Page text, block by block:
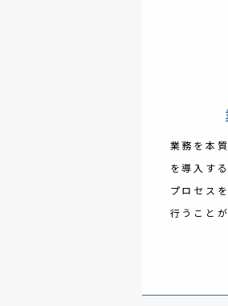
業務を本
を導入す
プロセス
行うこと